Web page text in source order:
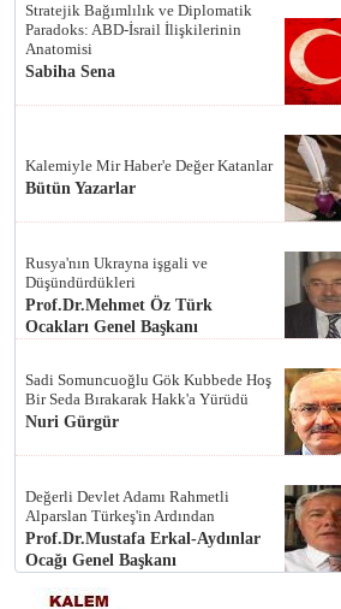
Stratejik Bağımlılık ve Diplomatik
Paradoks: ABD-İsrail İlişkilerinin
Anatomisi
Sabiha Sena
Kalemiyle Mir Haber'e Değer Katanlar
Bütün Yazarlar
Rusya'nın Ukrayna işgali ve
Düşündürdükleri
Prof.Dr.Mehmet Öz Türk
Ocakları Genel Başkanı
Sadi Somuncuoğlu Gök Kubbede Hoş
Bir Seda Bırakarak Hakk'a Yürüdü
Nuri Gürgür
Değerli Devlet Adamı Rahmetli
Alparslan Türkeş'in Ardından
Prof.Dr.Mustafa Erkal-Aydınlar
Ocağı Genel Başkanı